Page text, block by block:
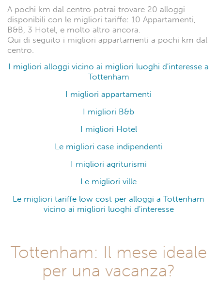
A pochi km dal centro potrai trovare 20 alloggi
disponibili con le migliori tariffe: 10 Appartamenti,
B&B, 3 Hotel, e molto altro ancora.
Qui di seguito i migliori appartamenti a pochi km dal
centro.
I migliori alloggi vicino ai migliori luoghi d'interesse a
Tottenham
I migliori appartamenti
I migliori B&b
I migliori Hotel
Le migliori case indipendenti
I migliori agriturismi
Le migliori ville
Le migliori tariffe low cost per alloggi a Tottenham
vicino ai migliori luoghi d'interesse
Tottenham: Il mese ideale
per una vacanza?